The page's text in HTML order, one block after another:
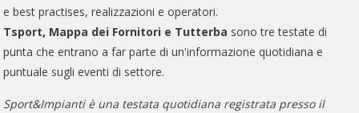
e best practises, realizzazioni e operatori.
Tsport, Mappa dei Fornitori e Tutterba sono tre testate di
punta che entrano a far parte di un'informazione quotidiana e
puntuale sugli eventi di settore.
Sport&Impianti è una testata quotidiana registrata presso il